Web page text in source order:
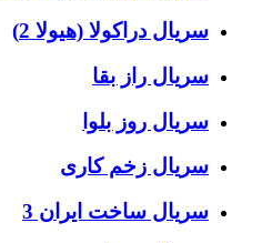
سریال دراکولا (هیولا 2)
سریال راز بقا
سریال روز بلوا
سریال زخم کاری
سریال ساخت ایران 3